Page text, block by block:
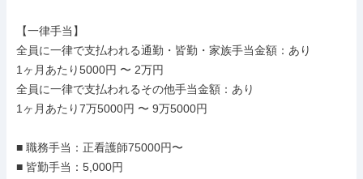
【一律手当】
全員に一律で支払われる通勤・皆勤・家族手当金額：あり
1ヶ月あたり5000円 〜 2万円
全員に一律で支払われるその他手当金額：あり
1ヶ月あたり7万5000円 〜 9万5000円
■ 職務手当：正看護師75000円〜
■ 皆勤手当：5,000円